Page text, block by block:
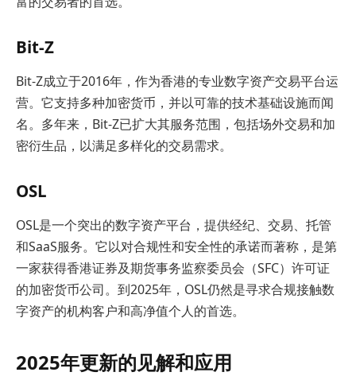
Bit-Z
Bit-Z成立于2016年，作为香港的专业数字资产交易平台运
营。它支持多种加密货币，并以可靠的技术基础设施而闻
名。多年来，Bit-Z已扩大其服务范围，包括场外交易和加
密衍生品，以满足多样化的交易需求。
OSL
OSL是一个突出的数字资产平台，提供经纪、交易、托管
和SaaS服务。它以对合规性和安全性的承诺而著称，是第
一家获得香港证券及期货事务监察委员会（SFC）许可证
的加密货币公司。到2025年，OSL仍然是寻求合规接触数
字资产的机构客户和高净值个人的首选。
2025年更新的见解和应用